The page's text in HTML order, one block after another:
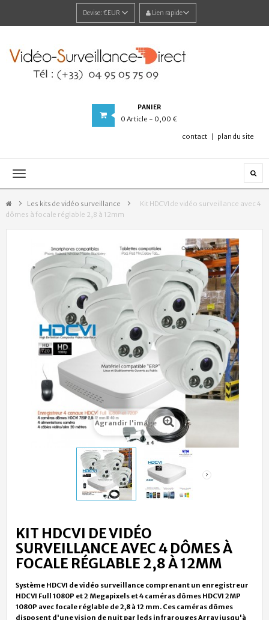
Devise: €EUR Lien rapide
PANIER
0 Article - 0,00 €
contact plan du site
Navigation
Les kits de vidéo surveillance >
Kit HDCVI de vidéo surveillance avec 4
dômes à focale réglable 2,8 à 12mm
Agrandir l'image
KIT HDCVI DE VIDÉO
SURVEILLANCE AVEC 4 DÔMES À
FOCALE RÉGLABLE 2,8 À 12MM
Système HDCVI de vidéo surveillance comprenant un enregistreur
HDCVI Full 1080P et 2 Megapixels et 4 caméras dômes HDCVI 2MP
1080P avec focale réglable de 2,8 à 12 mm. Ces caméras dômes
disposent d'une vision de nuit par leds infrarouges Array jusqu'à